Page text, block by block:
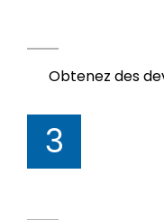
Obtenez des
3